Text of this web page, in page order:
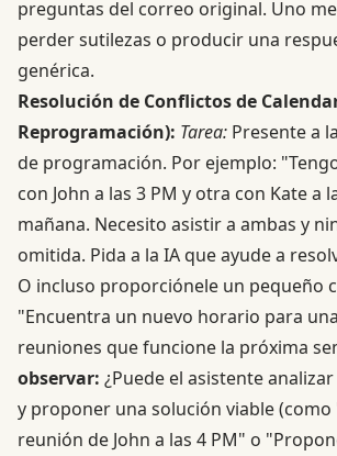
preguntas del correo original. Uno
perder sutilezas o producir una
genérica.
Resolución de Conflictos de
Reprogramación): Tarea: Presente a
de programación. Por ejemplo:
con John a las 3 PM y otra con Kate a
mañana. Necesito asistir a ambas y
omitida. Pida a la IA que ayude a
O incluso proporciónele un pequeño
"Encuentra un nuevo horario para
reuniones que funcione la próxima
observar: ¿Puede el asistente
y proponer una solución viable (como
reunión de John a las 4 PM" o